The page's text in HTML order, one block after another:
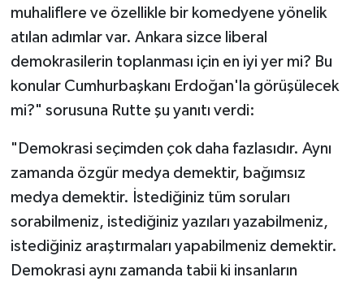
muhaliflere ve özellikle bir komedyene yönelik
atılan adımlar var. Ankara sizce liberal
demokrasilerin toplanması için en iyi yer mi? Bu
konular Cumhurbaşkanı Erdoğan'la görüşülecek
mi?" sorusuna Rutte şu yanıtı verdi:
"Demokrasi seçimden çok daha fazlasıdır. Aynı
zamanda özgür medya demektir, bağımsız
medya demektir. İstediğiniz tüm soruları
sorabilmeniz, istediğiniz yazıları yazabilmeniz,
istediğiniz araştırmaları yapabilmeniz demektir.
Demokrasi aynı zamanda tabii ki insanların